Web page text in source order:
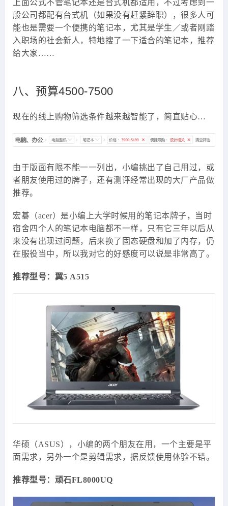
上面公式不管笔记本还是台式机都适用，不过考虑到一
般公司都配有台式机（如果没有赶紧辞职），很多人可
能也是需要一个便携的笔记本，尤其是学生／或者刚踏
入职场的社会新人，特地搜了一下适合的笔记本，推荐
给大家……
八、预算4500-7500
现在的线上购物筛选条件越来越智能了，简直贴心…
由于版面有限不能一一列出，小编挑出了自己用过，或
者朋友使用过的牌子，还有测评经常出现的大厂产品做
推荐。
宏碁（acer）是小编上大学时候用的笔记本牌子，当时
宿舍四个人的笔记本电脑都不一样，只有它三年以后从
来没有出现过问题，后来换了固态硬盘和加了内存，仍
在服役当中，所以我对它的好感度可以说是非常高了。
推荐型号：翼5 A515
华硕（ASUS），小编的两个朋友在用，一个主要是平
面需求，另外一个是剪辑需求，据反馈使用体验不错。
推荐型号：顽石FL8000UQ